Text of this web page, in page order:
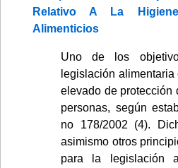
Relativo A La
Alimenticios
Uno de los
legislación
elevado de protección
personas, según
no 178/2002 (4).
asimismo otros
para la legislación